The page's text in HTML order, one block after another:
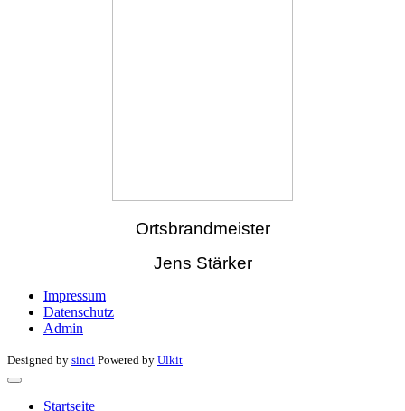
Ortsbrandmeister
Jens Stärker
Impressum
Datenschutz
Admin
Designed by sinci Powered by Ulkit
Startseite